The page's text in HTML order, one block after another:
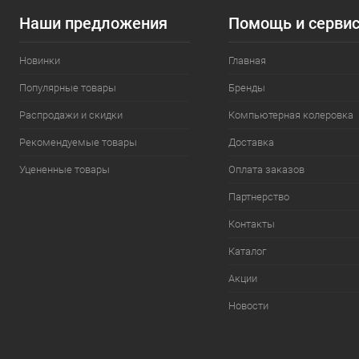
Наши предложения
Новинки
Популярные товары
Распродажи и скидки
Рекомендуемые товары
Уцененные товары
Помощь и
Главная
Бренды
Компьютерная колеровка
Доставка
Оплата заказов
Партнерство
Контакты
Каталог
Акции
Новости